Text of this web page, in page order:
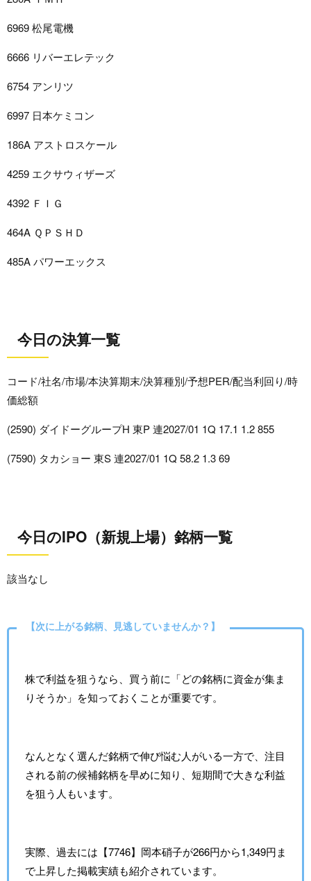
6969 松尾電機
6666 リバーエレテック
6754 アンリツ
6997 日本ケミコン
186A アストロスケール
4259 エクサウィザーズ
4392 ＦＩＧ
464A ＱＰＳＨＤ
485A パワーエックス
今日の決算一覧
コード/社名/市場/本決算期末/決算種別/予想PER/配当利回り/時
価総額
(2590) ダイドーグループH 東P 連2027/01 1Q 17.1 1.2 855
(7590) タカショー 東S 連2027/01 1Q 58.2 1.3 69
今日のIPO（新規上場）銘柄一覧
該当なし
【次に上がる銘柄、見逃していませんか？】
株で利益を狙うなら、買う前に「どの銘柄に資金が集ま
りそうか」を知っておくことが重要です。
なんとなく選んだ銘柄で伸び悩む人がいる一方で、注目
される前の候補銘柄を早めに知り、短期間で大きな利益
を狙う人もいます。
実際、過去には【7746】岡本硝子が266円から1,349円ま
で上昇した掲載実績も紹介されています。